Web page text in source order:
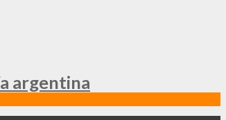
argentina